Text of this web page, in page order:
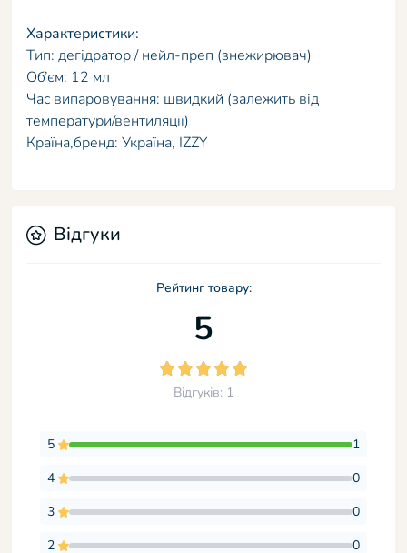
Характеристики:
Тип: дегідратор / нейл-преп (знежирювач)
Об’єм: 12 мл
Час випаровування: швидкий (залежить від
температури/вентиляції)
Країна,бренд: Україна, IZZY
Відгуки
Рейтинг товару:
5
Відгуків: 1
5
1
4
0
3
0
2
0